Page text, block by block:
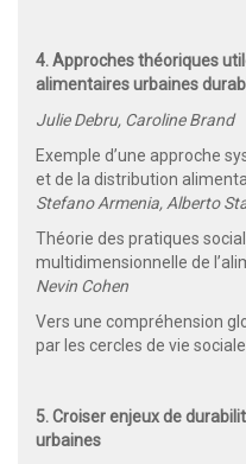
4. Approches théoriques
alimentaires urbaines
Julie Debru, Caroline Brand
Exemple d’une approche
et de la distribution
Stefano Armenia, Alberto
Théorie des pratiques
multidimensionnelle de
Nevin Cohen
Vers une compréhension
par les cercles de vie sociale
5. Croiser enjeux de
urbaines